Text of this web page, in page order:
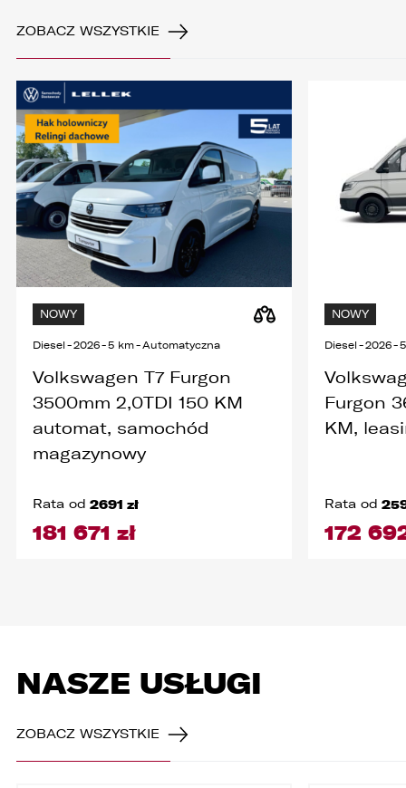
ZOBACZ WSZYSTKIE
NOWY
Diesel -2026-5 km-Automatyczna
Volkswagen T7 Furgon
3500mm 2,0TDI 150 KM
automat, samochód
magazynowy
Rata od 2691 zł
181 671 zł
NOWY
Diesel -2026-
Furgon
KM,
Rata od
172
NASZE USŁUGI
ZOBACZ WSZYSTKIE